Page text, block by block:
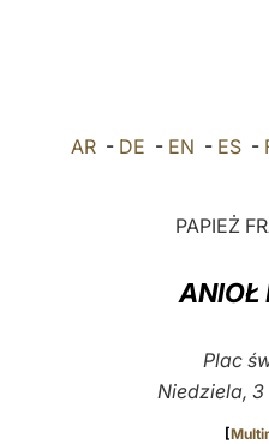
AR- DE - EN - ES-
PAPIEŻ
ANIOŁ
Plac
Niedziela,
[